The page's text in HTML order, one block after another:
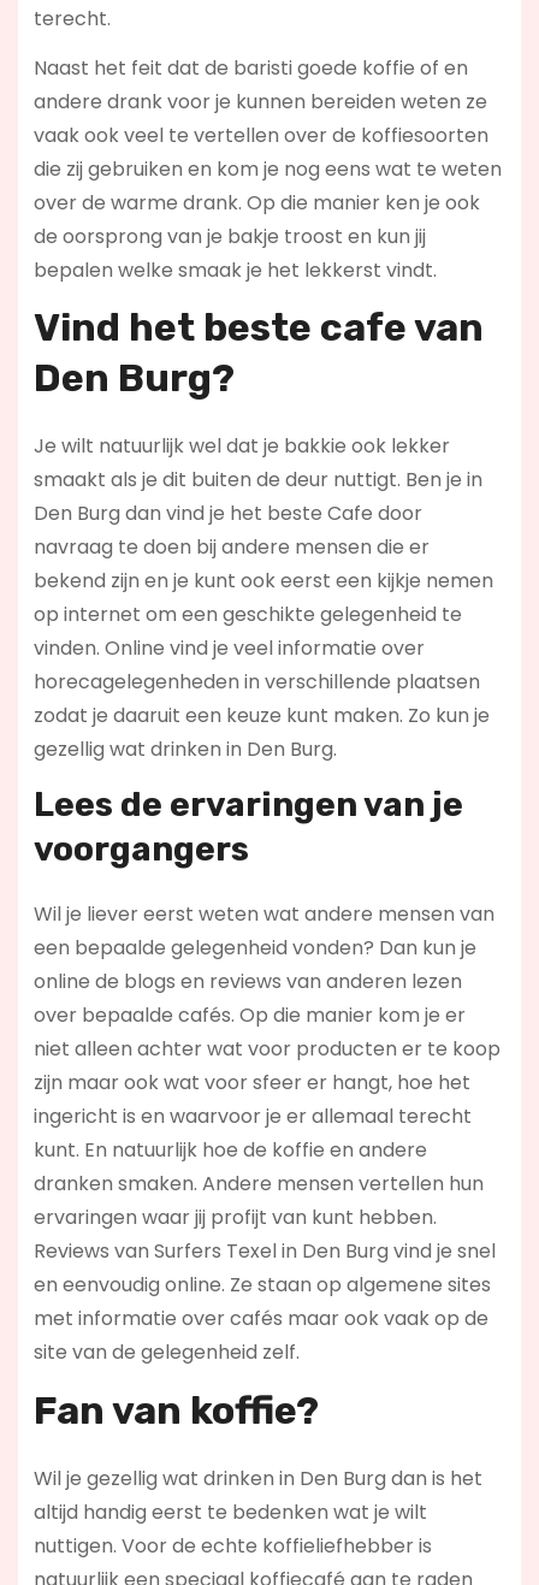
terecht.
Naast het feit dat de baristi goede koffie of en
andere drank voor je kunnen bereiden weten ze
vaak ook veel te vertellen over de koffiesoorten
die zij gebruiken en kom je nog eens wat te weten
over de warme drank. Op die manier ken je ook
de oorsprong van je bakje troost en kun jij
bepalen welke smaak je het lekkerst vindt.
Vind het beste cafe van
Den Burg?
Je wilt natuurlijk wel dat je bakkie ook lekker
smaakt als je dit buiten de deur nuttigt. Ben je in
Den Burg dan vind je het beste Cafe door
navraag te doen bij andere mensen die er
bekend zijn en je kunt ook eerst een kijkje nemen
op internet om een geschikte gelegenheid te
vinden. Online vind je veel informatie over
horecagelegenheden in verschillende plaatsen
zodat je daaruit een keuze kunt maken. Zo kun je
gezellig wat drinken in Den Burg.
Lees de ervaringen van je
voorgangers
Wil je liever eerst weten wat andere mensen van
een bepaalde gelegenheid vonden? Dan kun je
online de blogs en reviews van anderen lezen
over bepaalde cafés. Op die manier kom je er
niet alleen achter wat voor producten er te koop
zijn maar ook wat voor sfeer er hangt, hoe het
ingericht is en waarvoor je er allemaal terecht
kunt. En natuurlijk hoe de koffie en andere
dranken smaken. Andere mensen vertellen hun
ervaringen waar jij profijt van kunt hebben.
Reviews van Surfers Texel in Den Burg vind je snel
en eenvoudig online. Ze staan op algemene sites
met informatie over cafés maar ook vaak op de
site van de gelegenheid zelf.
Fan van koffie?
Wil je gezellig wat drinken in Den Burg dan is het
altijd handig eerst te bedenken wat je wilt
nuttigen. Voor de echte koffieliefhebber is